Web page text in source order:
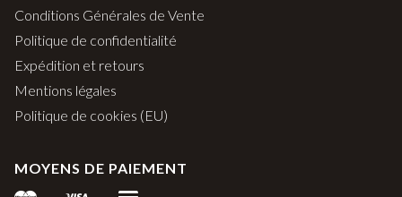
Conditions Générales de Vente
Politique de confidentialité
Expédition et retours
Mentions légales
Politique de cookies (EU)
MOYENS DE PAIEMENT